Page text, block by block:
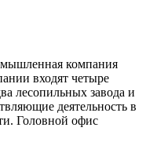
компания
входят четыре
лесопильных завода и
деятельность в
Головной офис